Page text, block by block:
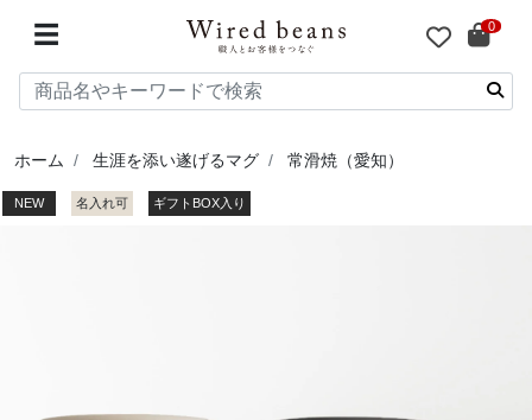
☰ 0
ホーム 生涯を添い遂げるマグ 常滑焼（愛知）
NEW 名入れ可 ギフトBOX入り